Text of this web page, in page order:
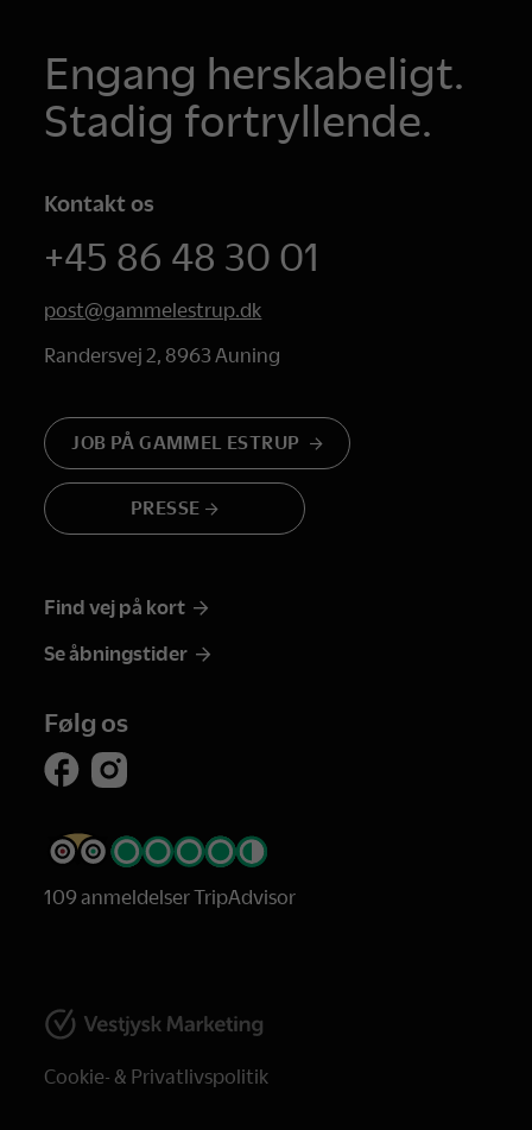
Engang herskabeligt.
Stadig fortryllende.
Kontakt os
+45 86 48 30 01
post@gammelestrup.dk
Randersvej 2, 8963 Auning
JOB PÅ GAMMEL ESTRUP
PRESSE
Find vej på kort
Se åbningstider
Følg os
109 anmeldelser TripAdvisor
Cookie- & Privatlivspolitik